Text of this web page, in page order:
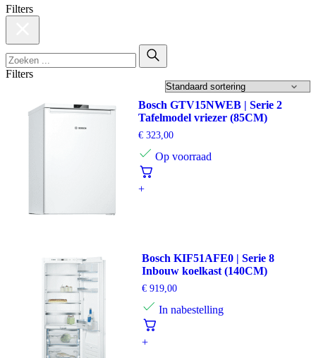
Filters
Filters
Bosch GTV15NWEB | Serie 2
Tafelmodel vriezer (85CM)
€323,00
Op voorraad
+
Bosch KIF51AFE0 | Serie 8
Inbouw koelkast (140CM)
€ 919,00
In nabestelling
+